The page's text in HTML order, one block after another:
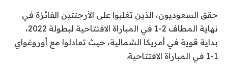
حقق السعوديون، الذين تغلبوا على الأرجنتين الفائزة في
نهاية المطاف 2-1 في المباراة الافتتاحية لبطولة 2022،
بداية قوية في أمريكا الشمالية، حيث تعادلوا مع أوروغواي
1-1 في المباراة الافتتاحية.